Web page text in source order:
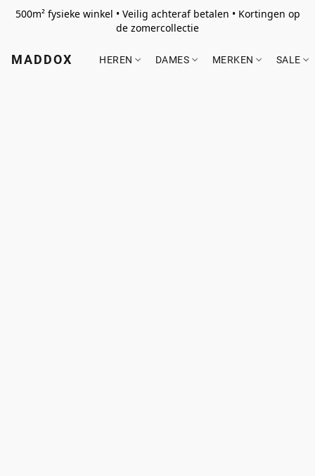
500m² fysieke winkel • Veilig achteraf betalen • Kortingen op
de zomercollectie
MADDOX HEREN DAMES MERKEN SALE